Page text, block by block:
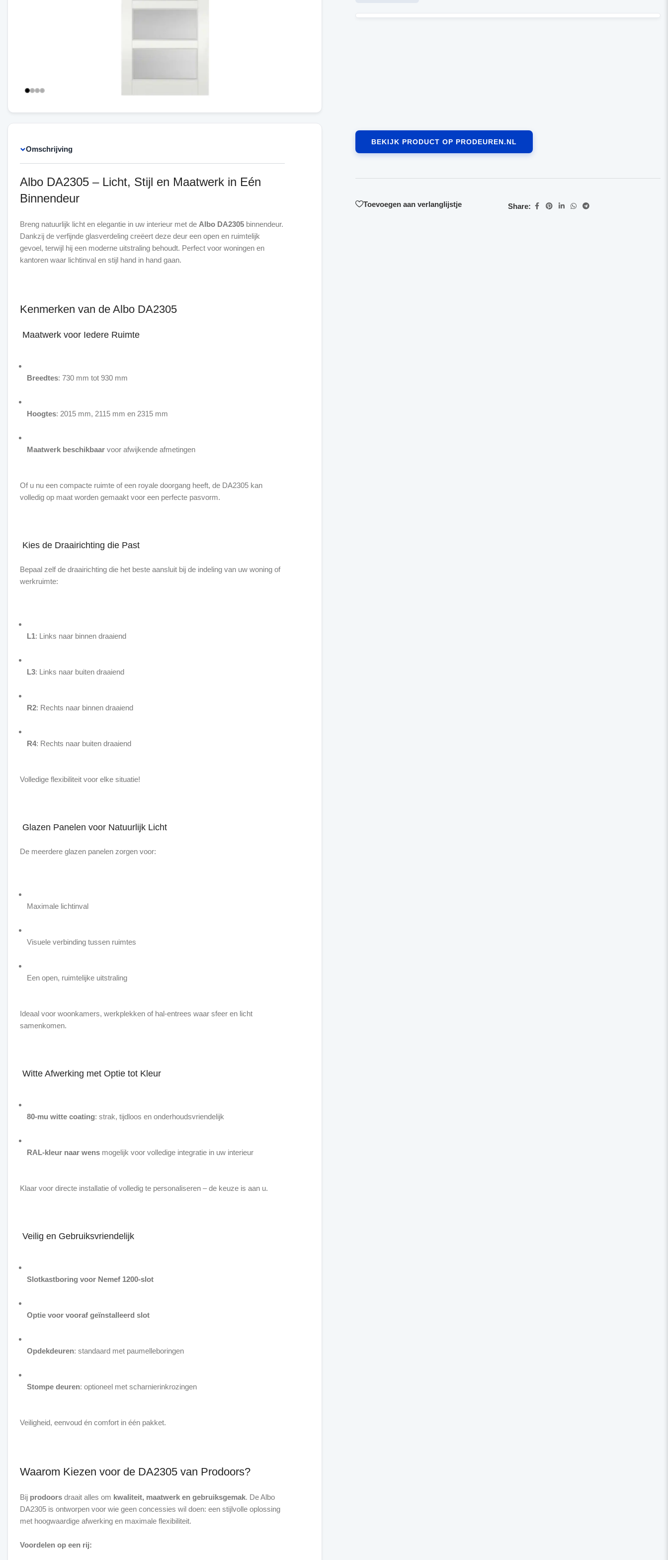
Omschrijving
Albo DA2305 – Licht, Stijl en Maatwerk in Eén
Binnendeur
Breng natuurlijk licht en elegantie in uw interieur met de Albo DA2305 binnendeur.
Dankzij de verfijnde glasverdeling creëert deze deur een open en ruimtelijk
gevoel, terwijl hij een moderne uitstraling behoudt. Perfect voor woningen en
kantoren waar lichtinval en stijl hand in hand gaan.
Kenmerken van de Albo DA2305
Maatwerk voor Iedere Ruimte
Breedtes: 730 mm tot 930 mm
Hoogtes: 2015 mm, 2115 mm en 2315 mm
Maatwerk beschikbaar voor afwijkende afmetingen
Of u nu een compacte ruimte of een royale doorgang heeft, de DA2305 kan
volledig op maat worden gemaakt voor een perfecte pasvorm.
Kies de Draairichting die Past
Bepaal zelf de draairichting die het beste aansluit bij de indeling van uw woning of
werkruimte:
L1: Links naar binnen draaiend
L3: Links naar buiten draaiend
R2: Rechts naar binnen draaiend
R4: Rechts naar buiten draaiend
Volledige flexibiliteit voor elke situatie!
Glazen Panelen voor Natuurlijk Licht
De meerdere glazen panelen zorgen voor:
Maximale lichtinval
Visuele verbinding tussen ruimtes
Een open, ruimtelijke uitstraling
Ideaal voor woonkamers, werkplekken of hal-entrees waar sfeer en licht
samenkomen.
Witte Afwerking met Optie tot Kleur
80-mu witte coating: strak, tijdloos en onderhoudsvriendelijk
RAL-kleur naar wens mogelijk voor volledige integratie in uw interieur
Klaar voor directe installatie of volledig te personaliseren – de keuze is aan u.
Veilig en Gebruiksvriendelijk
Slotkastboring voor Nemef 1200-slot
Optie voor vooraf geïnstalleerd slot
Opdekdeuren: standaard met paumelleboringen
Stompe deuren: optioneel met scharnierinkrozingen
Veiligheid, eenvoud én comfort in één pakket.
Waarom Kiezen voor de DA2305 van Prodoors?
Bij prodoors draait alles om kwaliteit, maatwerk en gebruiksgemak. De Albo
DA2305 is ontworpen voor wie geen concessies wil doen: een stijlvolle oplossing
met hoogwaardige afwerking en maximale flexibiliteit.
Voordelen op een rij:
BEKIJK PRODUCT OP PRODEUREN.NL
Toevoegen aan verlanglijstje Share: